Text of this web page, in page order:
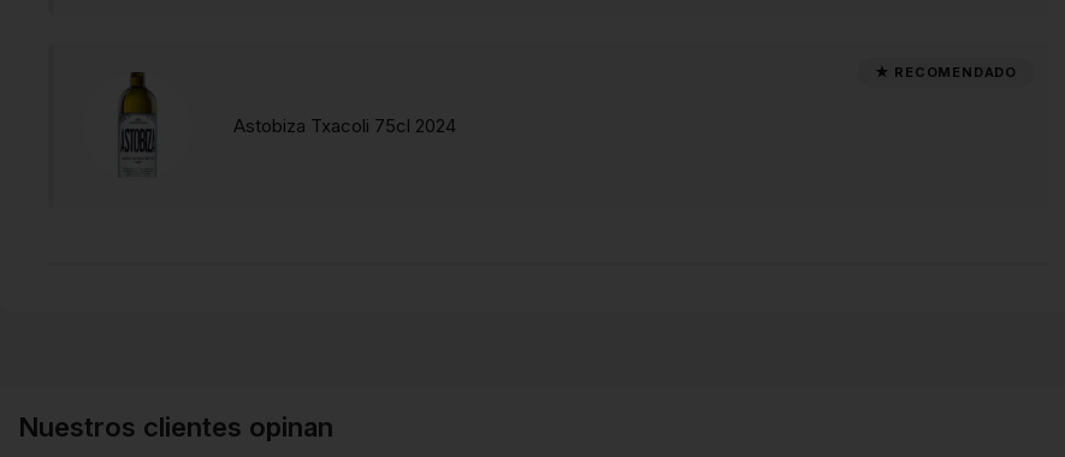
Astobiza Txacoli 75cl 2024
Nuestros clientes opinan